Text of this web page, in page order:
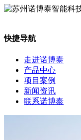
快捷导航
走进诺博泰
产品中心
项目案例
新闻资讯
联系诺博泰